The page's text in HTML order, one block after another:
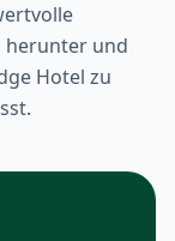
herunter und
Hotel zu